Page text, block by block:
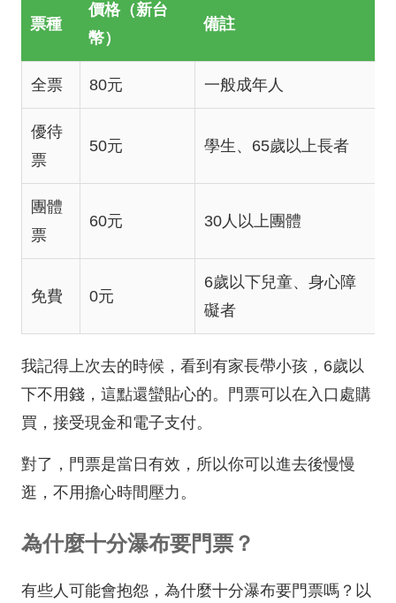
票種
價格（新台
幣）
備註
全票 80元 一般成年人
優待
票
50元 學生、65歲以上長者
團體
票
60元 30人以上團體
免費 0元
6歲以下兒童、身心障
礙者
我記得上次去的時候，看到有家長帶小孩，6歲以
下不用錢，這點還蠻貼心的。門票可以在入口處購
買，接受現金和電子支付。
對了，門票是當日有效，所以你可以進去後慢慢
逛，不用擔心時間壓力。
為什麼十分瀑布要門票？
有些人可能會抱怨，為什麼十分瀑布要門票嗎？以